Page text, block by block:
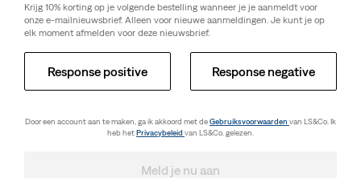
Krijg 10% korting op je volgende bestelling wanneer je je aanmeldt voor
onze e-mailnieuwsbrief. Alleen voor nieuwe aanmeldingen. Je kunt je op
elk moment afmelden voor deze nieuwsbrief.
Response positive Response negative
Door een account aan te maken, ga ik akkoord met deGebruiksvoorwaarden van LS&Co. Ik
heb hetPrivacybeleid van LS&Co. gelezen.
Meld je nu aan